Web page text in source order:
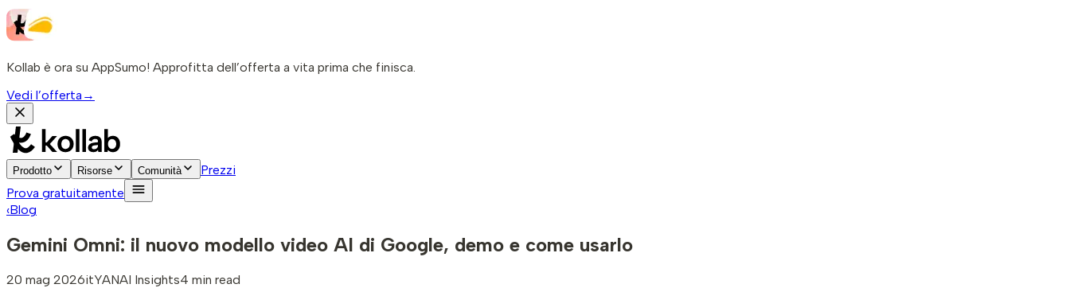
Kollab è ora su AppSumo! Approfitta dell’offerta a vita prima che finisca.
Vedi l’offerta →
Prodotto Risorse Comunità
Prezzi
Prova gratuitamente
‹Blog
Gemini Omni: il nuovo modello video AI di Google, demo e come usarlo
20 mag 2026itYANAI Insights4 min read